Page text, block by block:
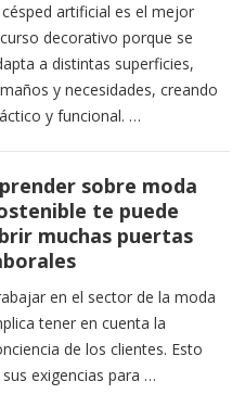
césped artificial es el mejor
decorativo porque se
a distintas superficies,
y necesidades, creando
y funcional. …
sobre moda
te puede
muchas puertas
en el sector de la moda
tener en cuenta la
de los clientes. Esto
exigencias para …